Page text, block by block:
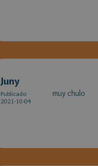
Juny
Publicado
2021-10-04
muy chulo